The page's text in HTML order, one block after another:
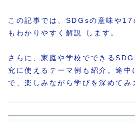
この記事では、SDGsの意味や17
もわかりやすく解説 します。
さらに、家庭や学校でできる
究に使えるテーマ例も紹介。途中
で、楽しみながら学びを深めてみ